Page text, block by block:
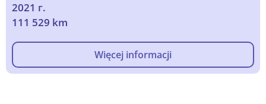
2021 г.
111 529 km
Więcej informacji